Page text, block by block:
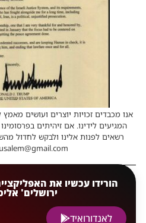
אנו מכבדים זכויות יוצרים ועושים
המגיעים לידינו. אם זיהיתים
רשאים לפנות אלינו ולבקש לחדול
הורידו עכשיו את
ירושלים'
לאנדורואיד